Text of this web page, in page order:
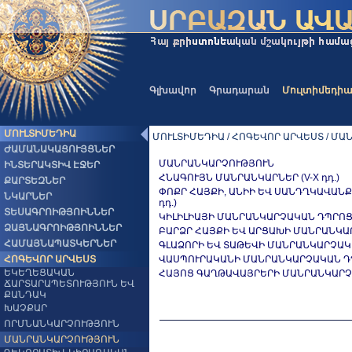
Գլխավոր Գրադարան Մուլտիմեդիա
ՄՈՒԼՏԻՄԵԴԻԱ
ԺԱՄԱՆԱԿԱՑՈՒՅՑՆԵՐ
ԻՆՏԵՐԱԿՏԻՎ ԷՋԵՐ
ՔԱՐՏԵԶՆԵՐ
ՆԿԱՐՆԵՐ
ՏԵՍԱԳՐՈԻԹՅՈԻՆՆԵՐ
ՁԱՅՆԱԳՐՈԻԹՅՈԻՆՆԵՐ
ՀԱՄԱՅՆԱՊԱՏԿԵՐՆԵՐ
ՀՈԳԵՎՈՐ ԱՐՎԵՍՏ
ԵԿԵՂԵՑԱԿԱՆ
ՃԱՐՏԱՐԱՊԵՏՈՒԹՅՈՒՆ ԵՎ
ՔԱՆԴԱԿ
ԽԱՉՔԱՐ
ՈՐՄՆԱՆԿԱՐՉՈՒԹՅՈՒՆ
ՄԱՆՐԱՆԿԱՐՉՈՒԹՅՈՒՆ
ՄՈՒԼՏԻՄԵԴԻԱ / ՀՈԳԵՎՈՐ ԱՐՎԵՍՏ /
ՄԱՆՐԱՆԿԱՐՉՈՒԹՅՈՒՆ
ՀՆԱԳՈՒՅՆ ՄԱՆՐԱՆԿԱՐՆԵՐ (V-X դդ.)
ՓՈՔՐ ՀԱՅՔԻ, ԱՆԻԻ ԵՎ
դդ.)
ԿԻԼԻԼԻԱՅԻ ՄԱՆՐԱՆԿԱՐՉԱԿԱՆ ԴՊՐՈՑ
ԲԱՐՁՐ ՀԱՅՔԻ ԵՎ ԱՐՑԱԽԻ
ԳԼԱՁՈՐԻ ԵՎ ՏԱԹԵՎԻ
ՎԱՍՊՈՒՐԱԿԱՆԻ ՄԱՆՐԱՆԿԱՐՉԱԿԱՆ
ՀԱՅՈՑ ԳԱՂԹԱՎԱՅՐԵՐԻ